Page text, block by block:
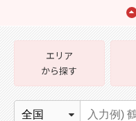
エリア
から探す